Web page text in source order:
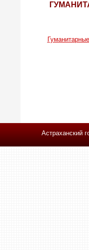
Астраханский